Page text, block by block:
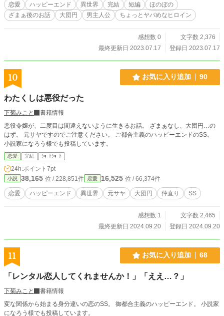
恋愛 ハッピーエンド 異世界 完結 短編
ほのぼの
ざまぁ後のお話
大団円 男主人公 ちょっとヤバめなヒロイン
感想数 0
文字数 2,376
最終更新日 2023.07.17
登録日 2023.07.17
10 お気に入り追加 90
わたくしは悪役だった
下菊みこと
書籍情報
悪役令嬢が、二度目は間違えないように生きるお話。 ざまぁなし、大団円…の
はず。 元サヤですのでご注意ください。 ご都合主義のハッピーエンドのSS。
小説家になろう様でも投稿しています。
恋愛 完結 ｼｮｰﾄｼｮｰﾄ
24h.ポイント 7pt
小説 38,165 位 / 228,851件 恋愛 16,525 位 / 66,374件
恋愛 ハッピーエンド 異世界 元サヤ 大団円 仲直り SS
感想数 1
文字数 2,465
最終更新日 2024.09.20
登録日 2024.09.20
11 お気に入り追加 68
「レンタル恋人してくれませんか！」「ええ…？」
下菊みこと
書籍情報
変な関係から始まる身分違いの恋のSS。 御都合主義のハッピーエンド。 小説家
になろう様でも投稿しています。